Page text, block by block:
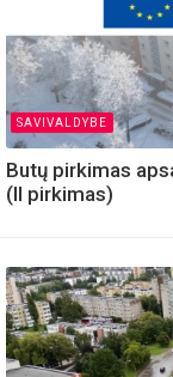
SAVIVALDYBE
Butų pirkimas
(II pirkimas)